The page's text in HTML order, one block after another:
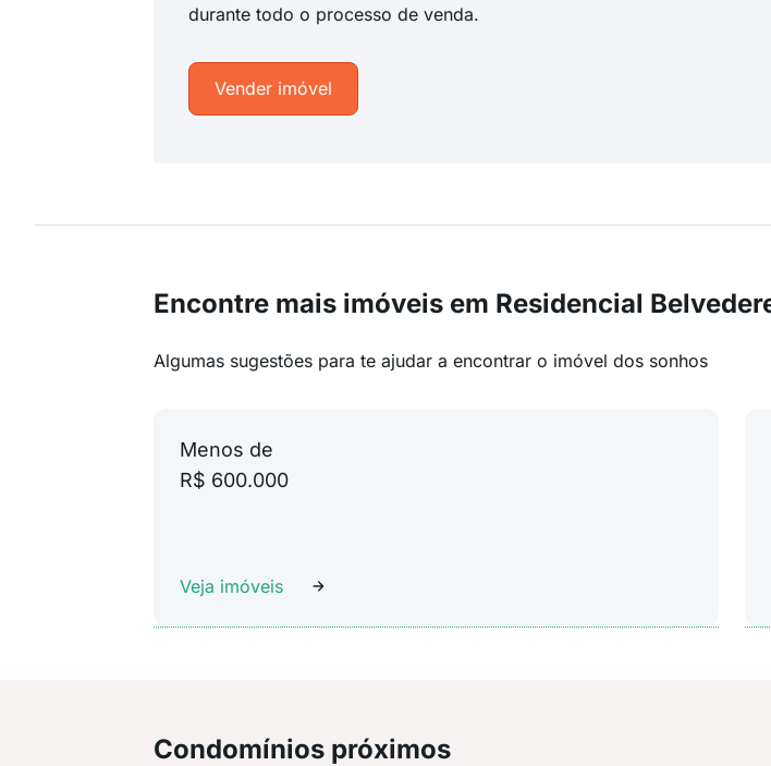
durante todo o processo de venda.
Vender imóvel
Encontre mais imóveis em Residencial
Algumas sugestões para te ajudar a encontrar o imóvel dos sonhos
Menos de
R$ 600.000
Veja imóveis
Condomínios próximos